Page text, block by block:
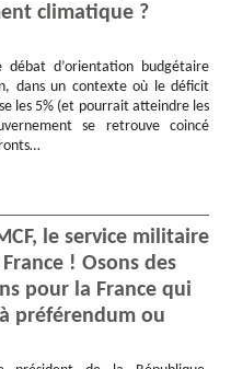
climatique ?
débat d’orientation budgétaire
dans un contexte où le déficit
les 5% (et pourrait atteindre les
se retrouve coincé
le service militaire
! Osons des
pour la France qui
préférendum ou